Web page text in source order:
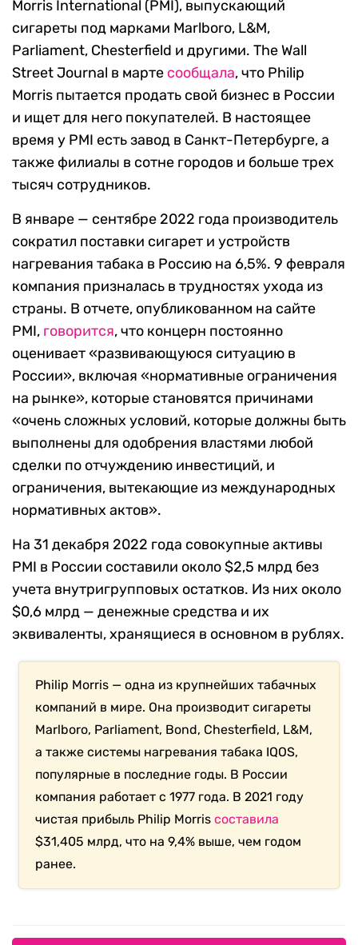
Morris International (PMI), выпускающий
сигареты под марками Marlboro, L&M,
Parliament, Chesterfield и другими. The Wall
Street Journal в марте сообщала, что Philip
Morris пытается продать свой бизнес в России
и ищет для него покупателей. В настоящее
время у PMI есть завод в Санкт-Петербурге, а
также филиалы в сотне городов и больше трех
тысяч сотрудников.
В январе — сентябре 2022 года производитель
сократил поставки сигарет и устройств
нагревания табака в Россию на 6,5%. 9 февраля
компания призналась в трудностях ухода из
страны. В отчете, опубликованном на сайте
PMI, говорится, что концерн постоянно
оценивает «развивающуюся ситуацию в
России», включая «нормативные ограничения
на рынке», которые становятся причинами
«очень сложных условий, которые должны быть
выполнены для одобрения властями любой
сделки по отчуждению инвестиций, и
ограничения, вытекающие из международных
нормативных актов».
На 31 декабря 2022 года совокупные активы
PMI в России составили около $2,5 млрд без
учета внутригрупповых остатков. Из них около
$0,6 млрд — денежные средства и их
эквиваленты, хранящиеся в основном в рублях.
Philip Morris — одна из крупнейших табачных
компаний в мире. Она производит сигареты
Marlboro, Parliament, Bond, Chesterfield, L&M,
а также системы нагревания табака IQOS,
популярные в последние годы. В России
компания работает с 1977 года. В 2021 году
чистая прибыль Philip Morrisсоставила
$31,405 млрд, что на 9,4% выше, чем годом
ранее.